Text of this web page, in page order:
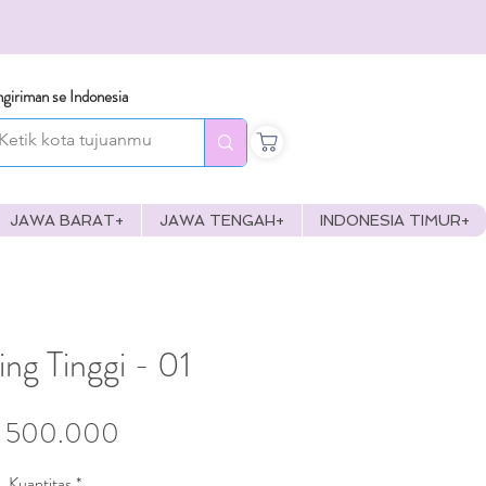
se Indonesia
JAWA BARAT+ JAWA TENGAH+ INDONESIA TIMUR+
Tinggi - 01
500.000